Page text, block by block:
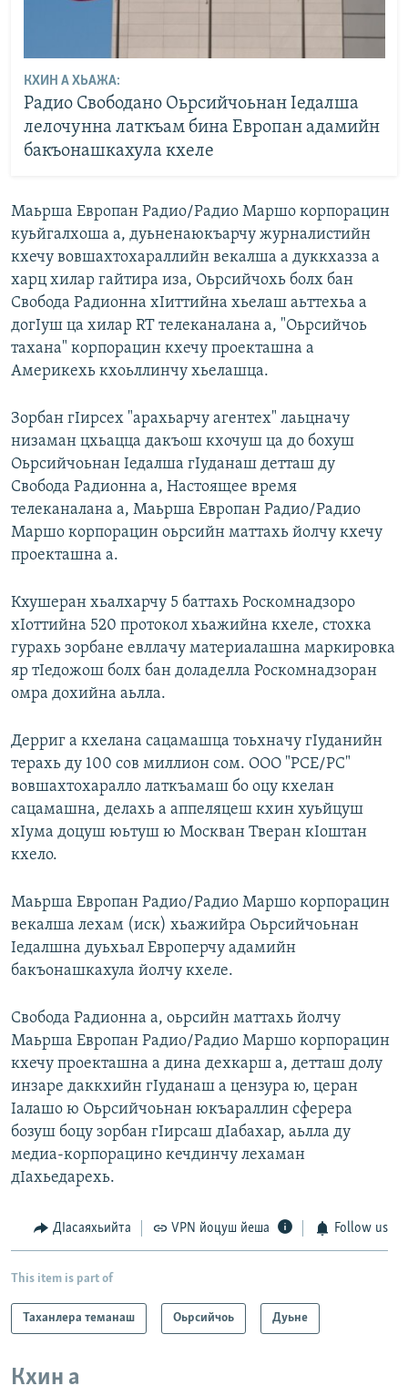
КХИН А ХЬАЖА:
Радио Свободано Оьрсийчоьнан Iедалша
лелочунна латкъам бина Европан адамийн
бакъонашкахула кхеле
Маьрша Европан Радио/Радио Маршо корпорацин
куьйгалхоша а, дуьненаюкъарчу журналистийн
кхечу вовшахтохараллийн векалша а дуккхазза а
харц хилар гайтира иза, Оьрсийчохь болх бан
Свобода Радионна хIиттийна хьелаш аьттехьа а
догIуш ца хилар RT телеканалана а, "Оьрсийчоь
тахана" корпорацин кхечу проекташна а
Америкехь кхоьллинчу хьелашца.
Зорбан гIирсех "арахьарчу агентех" лаьцначу
низаман цхьацца дакъош кхочуш ца до бохуш
Оьрсийчоьнан Iедалша гIуданаш детташ ду
Свобода Радионна а, Настоящее время
телеканалана а, Маьрша Европан Радио/Радио
Маршо корпорацин оьрсийн маттахь йолчу кхечу
проекташна а.
Кхушеран хьалхарчу 5 баттахь Роскомнадзоро
хIоттийна 520 протокол хьажийна кхеле, стохка
гурахь зорбане евллачу материалашна маркировка
яр тIедожош болх бан доладелла Роскомнадзоран
омра дохийна аьлла.
Дерриг а кхелана сацамашца тоьхначу гIуданийн
терахь ду 100 сов миллион сом. ООО "РСЕ/РС"
вовшахтохаралло латкъамаш бо оцу кхелан
сацамашна, делахь а аппеляцеш кхин хуьйцуш
хIума доцуш юьтуш ю Москван Тверан кIоштан
кхело.
Маьрша Европан Радио/Радио Маршо корпорацин
векалша лехам (иск) хьажийра Оьрсийчоьнан
Iедалшна дуьхьал Европерчу адамийн
бакъонашкахула йолчу кхеле.
Свобода Радионна а, оьрсийн маттахь йолчу
Маьрша Европан Радио/Радио Маршо корпорацин
кхечу проекташна а дина дехкарш а, детташ долу
инзаре даккхийн гIуданаш а цензура ю, церан
Iалашо ю Оьрсийчоьнан юкъараллин сферера
бозуш боцу зорбан гIирсаш дIабахар, аьлла ду
медиа-корпорацино кечдинчу лехаман
дIахьедарехь.
ДIасаяхьийта VPN йоцуш йеша Follow us
This item is part of
Таханлера теманаш Оьрсийчоь Дуьне
Кхин а